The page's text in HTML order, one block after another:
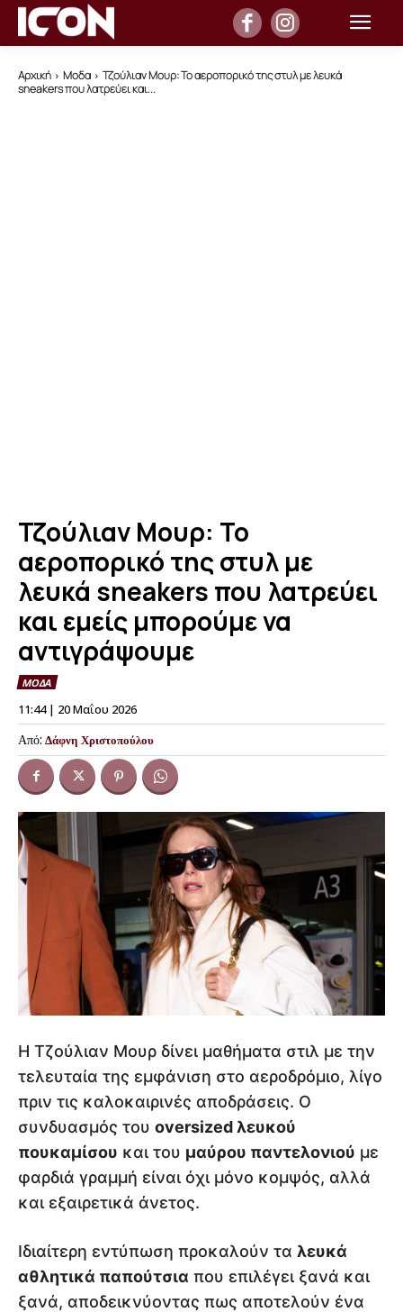
Αρχική Μοδα
Τζούλιαν Μουρ: Το αεροπορικό της στυλ με λευκά
sneakers που λατρεύει και...
Τζούλιαν Μουρ: Το
αεροπορικό της στυλ με
λευκά sneakers που λατρεύει
και εμείς μπορούμε να
αντιγράψουμε
ΜΟΔΑ
11:44 | 20 Μαΐου 2026
Από: Δάφνη Χριστοπούλου
Η Τζούλιαν Μουρ δίνει μαθήματα στιλ με την
τελευταία της εμφάνιση στο αεροδρόμιο, λίγο
πριν τις καλοκαιρινές αποδράσεις. Ο
συνδυασμός του oversized λευκού
πουκαμίσου και του μαύρου παντελονιού με
φαρδιά γραμμή είναι όχι μόνο κομψός, αλλά
και εξαιρετικά άνετος.
Ιδιαίτερη εντύπωση προκαλούν τα λευκά
αθλητικά παπούτσια που επιλέγει ξανά και
ξανά, αποδεικνύοντας πως αποτελούν ένα